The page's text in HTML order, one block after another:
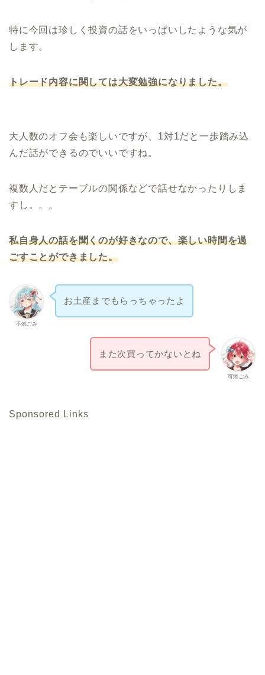
特に今回は珍しく投資の話をいっぱいしたような気が
します。
トレード内容に関しては大変勉強になりました。
大人数のオフ会も楽しいですが、1対1だと一歩踏み込
んだ話ができるのでいいですね。
複数人だとテーブルの関係などで話せなかったりしま
すし。。。
私自身人の話を聞くのが好きなので、楽しい時間を過
ごすことができました。
不燃ごみ
お土産までもらっちゃったよ
可燃ごみ
また次買ってかないとね
Sponsored Links